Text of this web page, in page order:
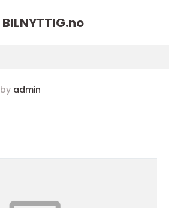
BILNYTTIG.no
by admin